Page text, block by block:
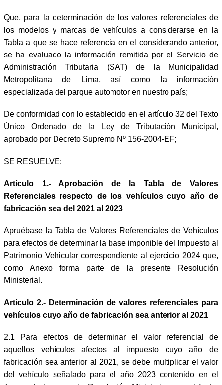
Que, para la determinación de los valores referenciales de
los modelos y marcas de vehículos a considerarse en la
Tabla a que se hace referencia en el considerando anterior,
se ha evaluado la información remitida por el Servicio de
Administración Tributaria (SAT) de la Municipalidad
Metropolitana de Lima, así como la información
especializada del parque automotor en nuestro país;
De conformidad con lo establecido en el artículo 32 del Texto
Único Ordenado de la Ley de Tributación Municipal,
aprobado por Decreto Supremo Nº 156-2004-EF;
SE RESUELVE:
Artículo 1.- Aprobación de la Tabla de Valores
Referenciales respecto de los vehículos cuyo año de
fabricación sea del 2021 al 2023
Apruébase la Tabla de Valores Referenciales de Vehículos
para efectos de determinar la base imponible del Impuesto al
Patrimonio Vehicular correspondiente al ejercicio 2024 que,
como Anexo forma parte de la presente Resolución
Ministerial.
Artículo 2.- Determinación de valores referenciales para
vehículos cuyo año de fabricación sea anterior al 2021
2.1
Para efectos de determinar el valor referencial de
aquellos vehículos afectos al impuesto cuyo año de
fabricación sea anterior al 2021, se debe multiplicar el valor
del vehículo señalado para el año 2023 contenido en el